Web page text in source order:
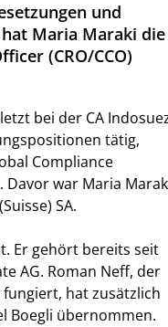
und
Maria Maraki die
(CRO/CCO)
bei der CA
tätig,
Compliance
Davor war Maria
SA.
Er gehört bereits seit
AG. Roman Neff, der
fungiert, hat zusätzlich
Boegli übernommen.